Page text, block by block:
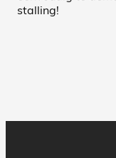
stalling!